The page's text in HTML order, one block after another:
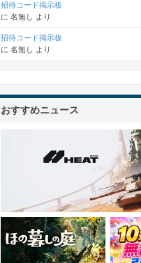
招待コード掲示板
に 名無し より
招待コード掲示板
に 名無し より
おすすめニュース